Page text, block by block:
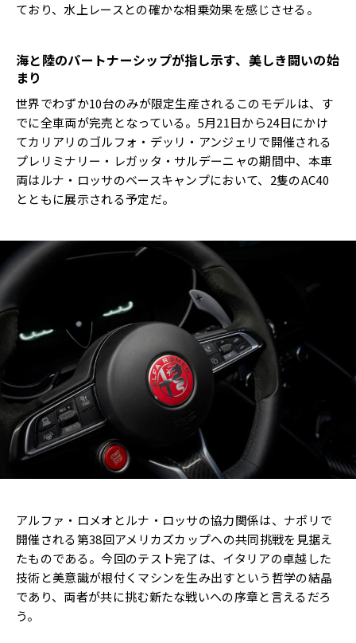
ており、水上レースとの確かな相乗効果を感じさせる。
海と陸のパートナーシップが指し示す、美しき闘いの始
まり
世界でわずか10台のみが限定生産されるこのモデルは、す
でに全車両が完売となっている。5月21日から24日にかけ
てカリアリのゴルフォ・デッリ・アンジェリで開催される
プレリミナリー・レガッタ・サルデーニャの期間中、本車
両はルナ・ロッサのベースキャンプにおいて、2隻のAC40
とともに展示される予定だ。
アルファ・ロメオとルナ・ロッサの協力関係は、ナポリで
開催される第38回アメリカズカップへの共同挑戦を見据え
たものである。今回のテスト完了は、イタリアの卓越した
技術と美意識が根付くマシンを生み出すという哲学の結晶
であり、両者が共に挑む新たな戦いへの序章と言えるだろ
う。